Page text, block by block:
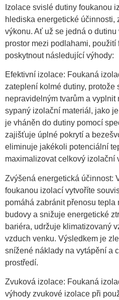
Izolace svislé dutiny foukanou
hlediska energetické
výkonu. Ať už se jedná o
prostor mezi podlahami,
poskytnout následující výhody:
Efektivní izolace: Foukaná
zateplení kolmé dutiny,
nepravidelným tvarům a vyplnit
sypaný izolační materiál, jako
je vháněn do dutiny pomocí
zajišťuje úplné pokrytí a
eliminuje jakékoli potenciální
maximalizovat celkový izolační
Zvýšená energetická účinnost:
foukanou izolací vytvoříte
pomáhá zabránit přenosu tepla
budovy a snižuje energetické
bariéra, udržuje klimatizovaný
vzduch venku. Výsledkem je
snížené náklady na vytápění a
prostředí.
Zvuková izolace: Foukaná
výhody zvukové izolace při